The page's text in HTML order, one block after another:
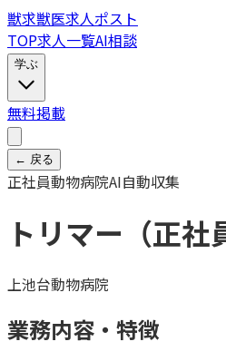
獣求獣医求人ポスト
TOP求人一覧AI相談
学ぶ
無料掲載
← 戻る
正社員動物病院AI自動収集
トリマー（正社
上池台動物病院
業務内容・特徴